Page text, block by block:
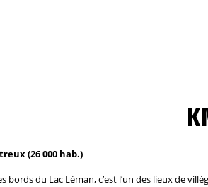
(26 000 hab.)
bords du Lac Léman, c’est l’un des lieux de